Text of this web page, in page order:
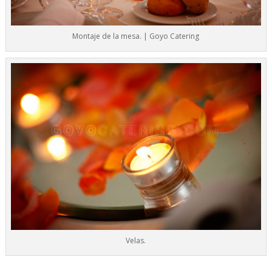
Montaje de la mesa. | Goyo Catering
Velas.